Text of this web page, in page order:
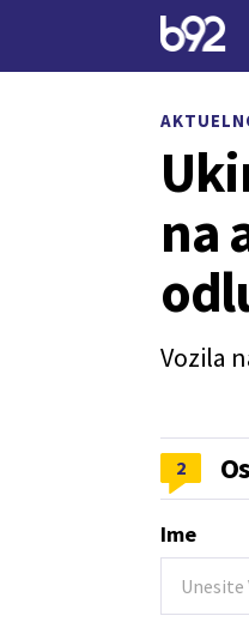
na
Vozila
2
Ime